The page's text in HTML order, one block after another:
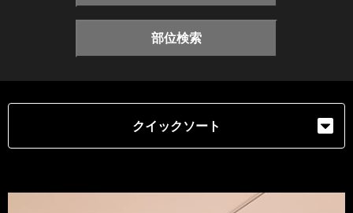
部位検索
クイックソート